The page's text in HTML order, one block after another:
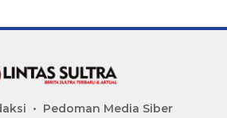
Pedoman Media Siber